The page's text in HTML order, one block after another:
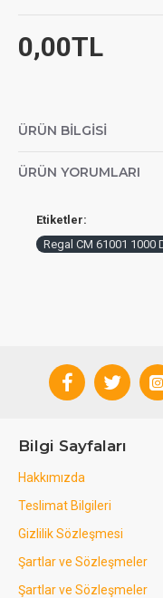
0,00TL
ÜRÜN BILGISI
ÜRÜN YORUMLARI
Etiketler:
Regal CM 61001 1000
Bilgi Sayfaları
Hakkımızda
Teslimat Bilgileri
Gizlilik Sözleşmesi
Şartlar ve Sözleşmeler
Şartlar ve Sözleşmeler